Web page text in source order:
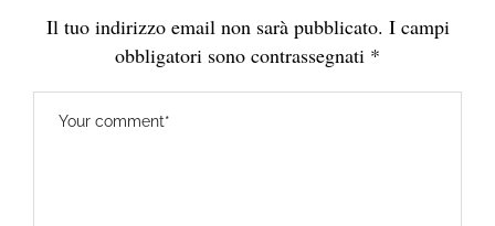
Il tuo indirizzo email non sarà pubblicato. I campi
obbligatori sono contrassegnati *